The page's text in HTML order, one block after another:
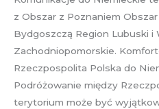
z Obszar z Poznaniem
Bydgoszczą Region Lubuski i
Zachodniopomorskie.
Rzeczpospolita Polska do
Podróżowanie między
terytorium może być